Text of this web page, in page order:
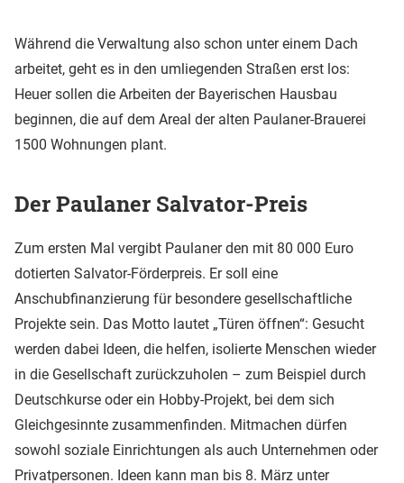
Während die Verwaltung also schon unter einem Dach
arbeitet, geht es in den umliegenden Straßen erst los:
Heuer sollen die Arbeiten der Bayerischen Hausbau
beginnen, die auf dem Areal der alten Paulaner-Brauerei
1500 Wohnungen plant.
Der Paulaner Salvator-Preis
Zum ersten Mal vergibt Paulaner den mit 80 000 Euro
dotierten Salvator-Förderpreis. Er soll eine
Anschubfinanzierung für besondere gesellschaftliche
Projekte sein. Das Motto lautet „Türen öffnen“: Gesucht
werden dabei Ideen, die helfen, isolierte Menschen wieder
in die Gesellschaft zurückzuholen – zum Beispiel durch
Deutschkurse oder ein Hobby-Projekt, bei dem sich
Gleichgesinnte zusammenfinden. Mitmachen dürfen
sowohl soziale Einrichtungen als auch Unternehmen oder
Privatpersonen. Ideen kann man bis 8. März unter